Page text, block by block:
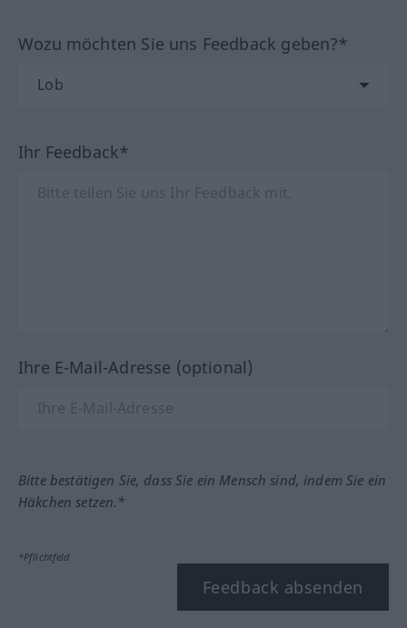
Wozu möchten Sie uns Feedback geben?*
Ihr Feedback*
Ihre E-Mail-Adresse (optional)
Bitte bestätigen Sie, dass Sie ein Mensch sind, indem Sie ein
Häkchen setzen.*
*Pflichtfeld
Feedback absenden